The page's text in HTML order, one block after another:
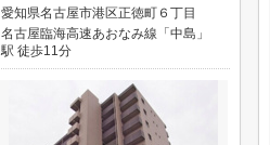
愛知県名古屋市港区正徳町６丁目
名古屋臨海高速あおなみ線「中島」
駅 徒歩11分